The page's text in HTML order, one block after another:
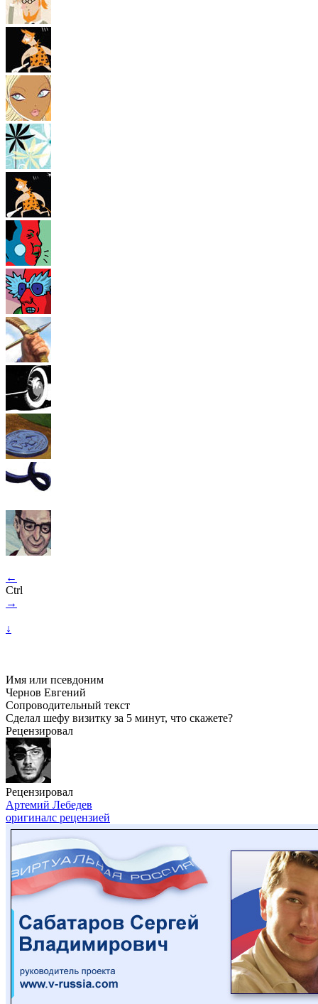
←
Ctrl
→
↓
Имя или псевдоним
Чернов Евгений
Сопроводительный текст
Сделал шефу визитку за 5 минут, что скажете?
Рецензировал
Рецензировал
Артемий Лебедев
оригиналс рецензией